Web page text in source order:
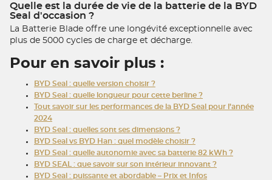
Quelle est la durée de vie de la batterie de la BYD
Seal d'occasion ?
La Batterie Blade offre une longévité exceptionnelle avec
plus de 5000 cycles de charge et décharge.
Pour en savoir plus :
BYD Seal : quelle version choisir ?
BYD Seal : quelle longueur pour cette berline ?
Tout savoir sur les performances de la BYD Seal pour l’année
2024
BYD Seal : quelles sont ses dimensions ?
BYD Seal vs BYD Han : quel modèle choisir ?
BYD Seal : quelle autonomie avec sa batterie 82 kWh ?
BYD SEAL : que savoir sur son intérieur innovant ?
BYD Seal : puissante et abordable – Prix et Infos